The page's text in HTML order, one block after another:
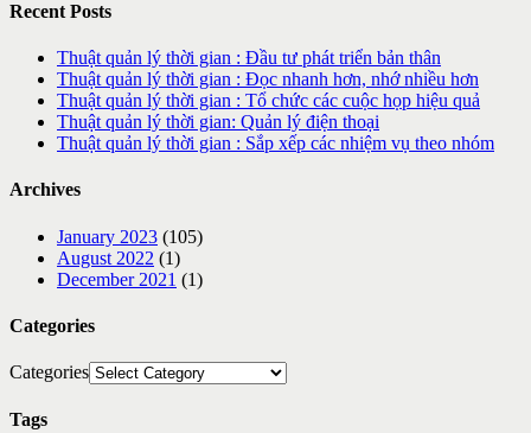
Recent Posts
Thuật quản lý thời gian : Đầu tư phát triển bản thân
Thuật quản lý thời gian : Đọc nhanh hơn, nhớ nhiều hơn
Thuật quản lý thời gian : Tổ chức các cuộc họp hiệu quả
Thuật quản lý thời gian: Quản lý điện thoại
Thuật quản lý thời gian : Sắp xếp các nhiệm vụ theo nhóm
Archives
January 2023 (105)
August 2022 (1)
December 2021 (1)
Categories
Categories
Tags